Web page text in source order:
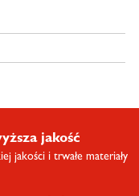
jakość
jakości i trwałe materiały